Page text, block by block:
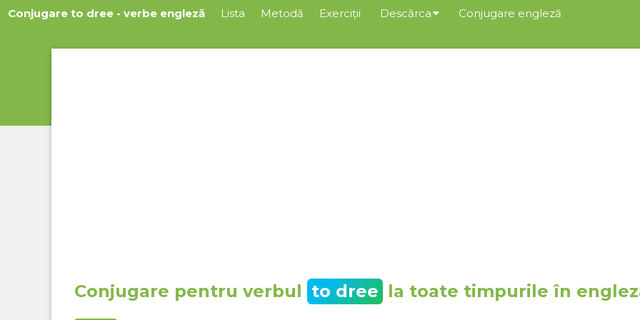
Conjugare to dree - verbe engleză Lista Metodă Exerciții Descărca Conjugare engleză
Conjugare pentru verbul to dree la toate timpurile în